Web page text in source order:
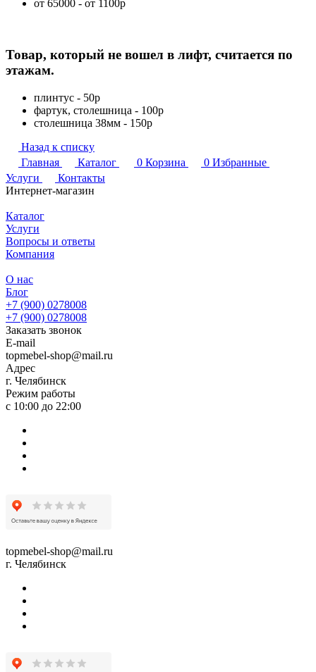
от 65000 - от 1100р
Товар, который не вошел в лифт, считается по
этажам.
плинтус - 50р
фартук, столешница - 100р
столешница 38мм - 150р
Назад к списку
Главная
Каталог 0 Корзина 0 Избранные
Услуги
Контакты
Интернет-магазин
Каталог
Услуги
Вопросы и ответы
Компания
О нас
Блог
+7 (900) 0278008
+7 (900) 0278008
Заказать звонок
E-mail
topmebel-shop@mail.ru
Адрес
г. Челябинск
Режим работы
с 10:00 до 22:00
topmebel-shop@mail.ru
г. Челябинск